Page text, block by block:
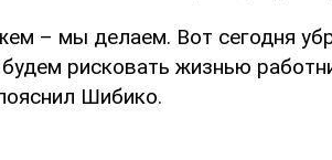
– мы делаем. Вот сегодня
рисковать жизнью
Шибико.